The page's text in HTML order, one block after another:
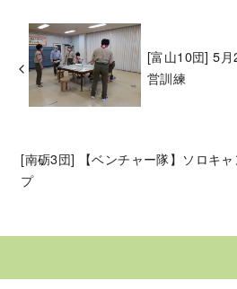
[富山10団] 5
営訓練
[南砺3団] 【ベンチャー隊】ソロキャ
プ